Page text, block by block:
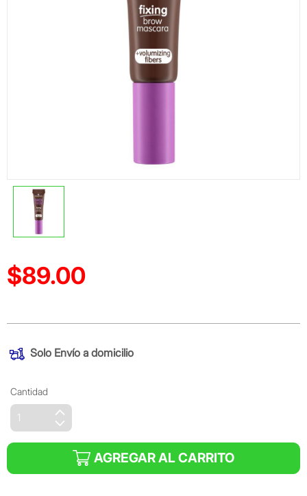
Precio reducido de
$89.00
SoloEnvío a domicilio
Cantidad
AGREGAR AL CARRITO